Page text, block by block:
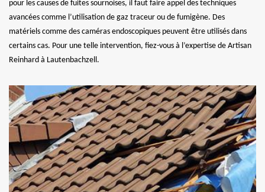
pour les causes de fuites sournoises, il faut faire appel des techniques
avancées comme l’utilisation de gaz traceur ou de fumigène. Des
matériels comme des caméras endoscopiques peuvent être utilisés dans
certains cas. Pour une telle intervention, fiez-vous à l’expertise de Artisan
Reinhard à Lautenbachzell.